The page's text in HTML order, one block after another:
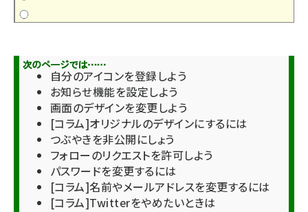
自分のアイコンを登録しよう
お知らせ機能を設定しよう
画面のデザインを変更しよう
[コラム]オリジナルのデザインにするには
つぶやきを非公開にしょう
フォローのリクエストを許可しよう
パスワードを変更するには
[コラム]名前やメールアドレスを変更するには
[コラム]Twitterをやめたいときは